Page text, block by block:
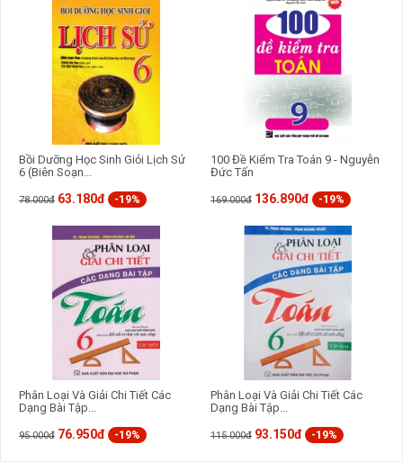
Bồi Dưỡng Học Sinh Giỏi Lịch Sử
6 (Biên Soạn...
78.000đ 63.180đ -19%
100 Đề Kiểm Tra Toán 9 - Nguyễn
Đức Tấn
169.000đ 136.890đ -19%
Phân Loại Và Giải Chi Tiết Các
Dạng Bài Tập...
95.000đ 76.950đ -19%
Phân Loại Và Giải Chi Tiết Các
Dạng Bài Tập...
115.000đ 93.150đ -19%